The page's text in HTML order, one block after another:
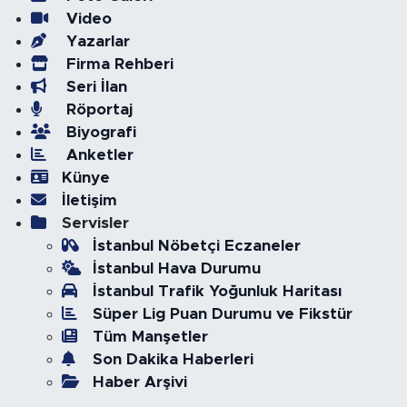
Video
Yazarlar
Firma Rehberi
Seri İlan
Röportaj
Biyografi
Anketler
Künye
İletişim
Servisler
İstanbul Nöbetçi Eczaneler
İstanbul Hava Durumu
İstanbul Trafik Yoğunluk Haritası
Süper Lig Puan Durumu ve Fikstür
Tüm Manşetler
Son Dakika Haberleri
Haber Arşivi